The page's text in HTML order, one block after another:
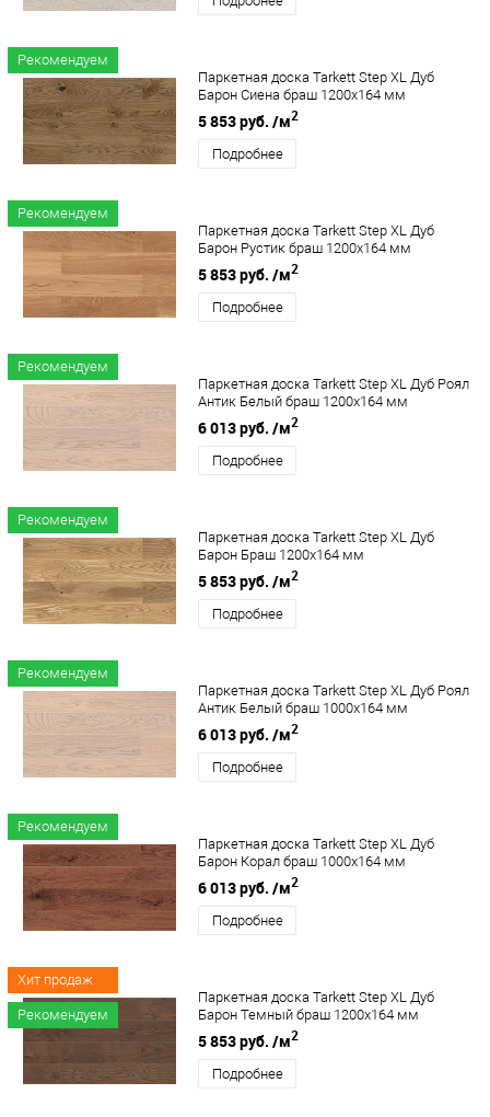
Рекомендуем
Паркетная доска Tarkett Step XL Дуб
Барон Сиена браш 1200х164 мм
5 853 руб. /м2
Подробнее
Рекомендуем
Паркетная доска Tarkett Step XL Дуб
Барон Рустик браш 1200х164 мм
5 853 руб. /м2
Подробнее
Рекомендуем
Паркетная доска Tarkett Step XL Дуб Роял
Антик Белый браш 1200х164 мм
6 013 руб. /м2
Подробнее
Рекомендуем
Паркетная доска Tarkett Step XL Дуб
Барон Браш 1200х164 мм
5 853 руб. /м2
Подробнее
Рекомендуем
Паркетная доска Tarkett Step XL Дуб Роял
Антик Белый браш 1000х164 мм
6 013 руб. /м2
Подробнее
Рекомендуем
Паркетная доска Tarkett Step XL Дуб
Барон Корал браш 1000х164 мм
6 013 руб. /м2
Подробнее
Хит продаж
Рекомендуем
Паркетная доска Tarkett Step XL Дуб
Барон Темный браш 1200х164 мм
5 853 руб. /м2
Подробнее